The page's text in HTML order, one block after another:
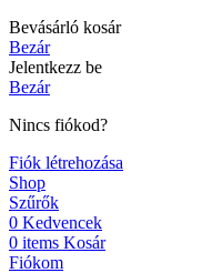
Bevásárló kosár
Bezár
Jelentkezz be
Bezár
Nincs fiókod?
Fiók létrehozása
Shop
Szűrők
0 Kedvencek
0 items Kosár
Fiókom